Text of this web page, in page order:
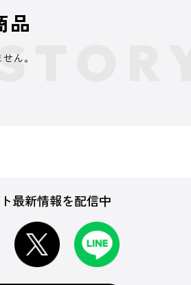
品
ん。
最新情報を配信中